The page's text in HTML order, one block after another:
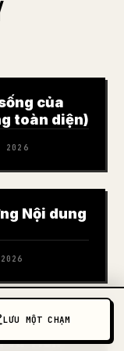
LƯU MỘT CHẠM
của
toàn diện)
2026
Nội dung
Giá Lớn
và Tích